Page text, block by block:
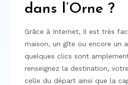
dans l’Orne ?
Grâce à Internet, il est très
maison, un gîte ou encore un
quelques clics sont
renseignez la destination,
celle du départ ainsi que la